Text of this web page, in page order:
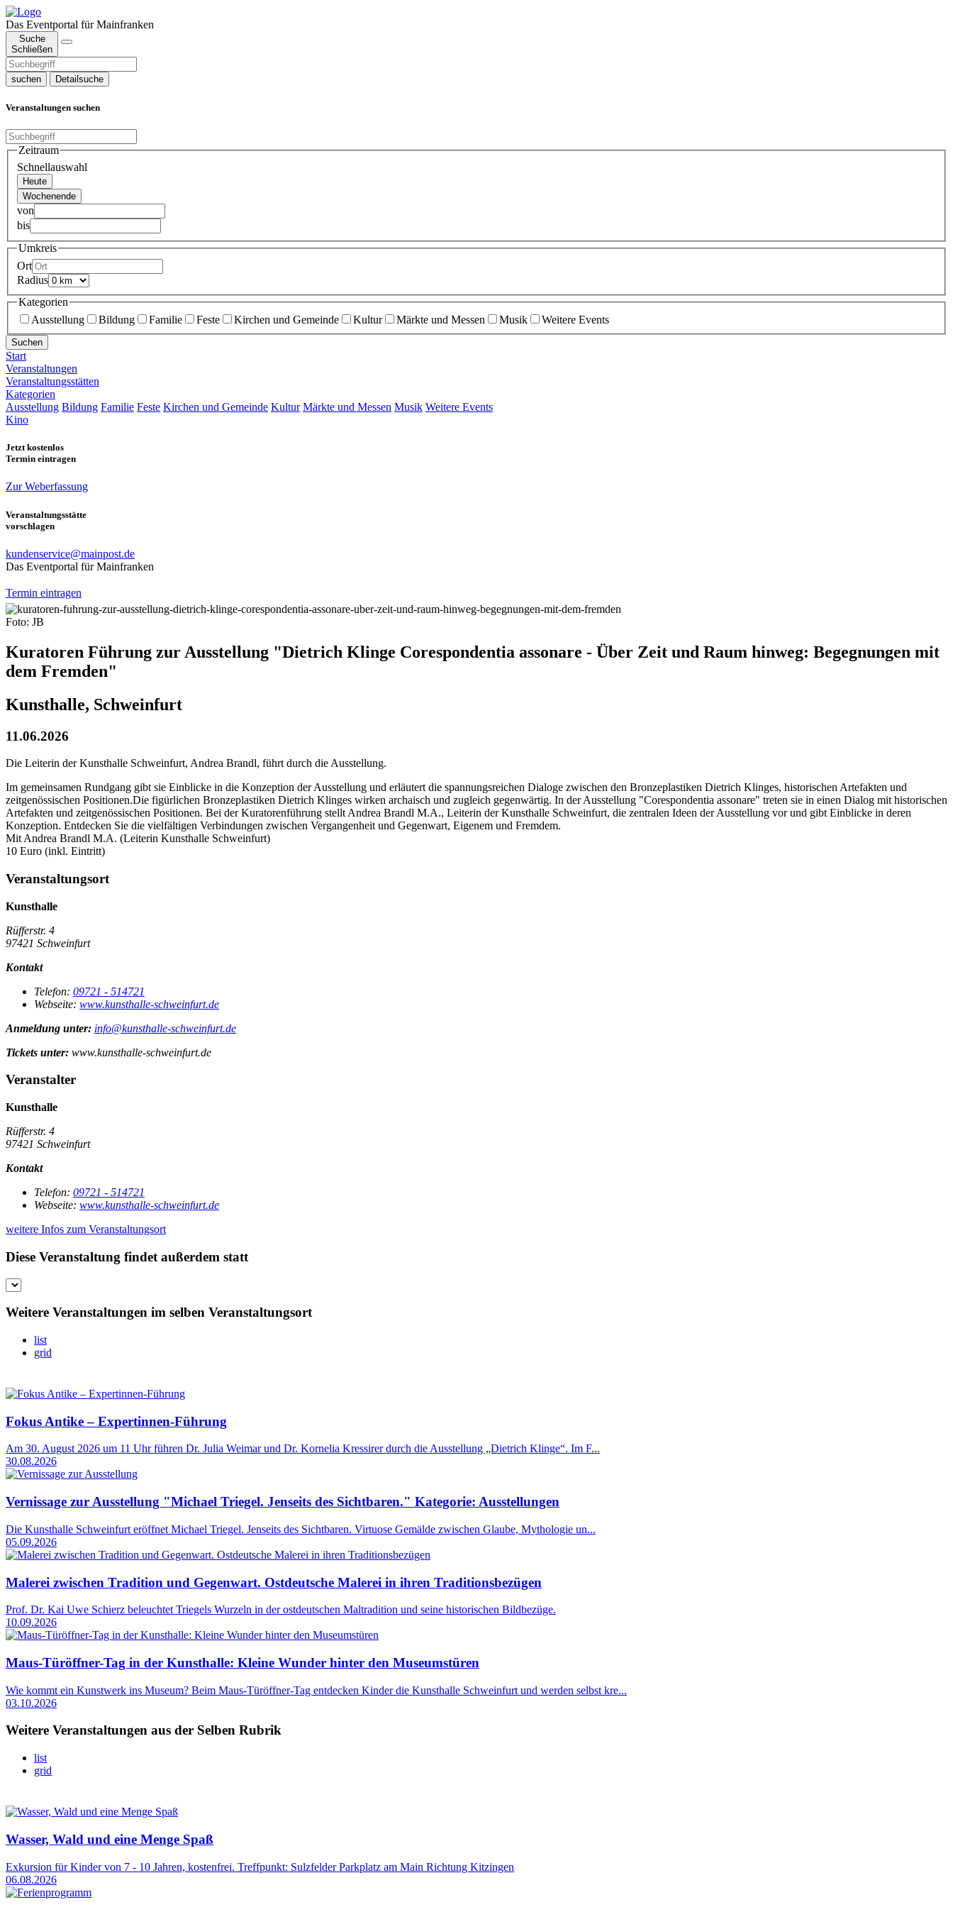
Das Eventportal für Mainfranken
Suche
Schließen
suchen Detailsuche
Veranstaltungen suchen
Zeitraum
Schnellauswahl
Heute
Wochenende
von
bis
Umkreis
Ort
Radius
Kategorien
Ausstellung
Bildung Familie Feste Kirchen und Gemeinde Kultur Märkte und Messen Musik Weitere Events
Suchen
Start
Veranstaltungen
Veranstaltungsstätten
Kategorien
Ausstellung Bildung Familie Feste Kirchen und Gemeinde Kultur Märkte und Messen Musik Weitere Events
Kino
Jetzt kostenlos
Termin eintragen
Zur Weberfassung
Veranstaltungsstätte
vorschlagen
kundenservice@mainpost.de
Das Eventportal für Mainfranken
Termin eintragen
Foto: JB
Kuratoren Führung zur Ausstellung "Dietrich Klinge Corespondentia assonare - Über Zeit und Raum hinweg: Begegnungen mit
dem Fremden"
Kunsthalle, Schweinfurt
11.06.2026
Die Leiterin der Kunsthalle Schweinfurt, Andrea Brandl, führt durch die Ausstellung.
Im gemeinsamen Rundgang gibt sie Einblicke in die Konzeption der Ausstellung und erläutert die spannungsreichen Dialoge zwischen den Bronzeplastiken Dietrich Klinges, historischen Artefakten und
zeitgenössischen Positionen.Die figürlichen Bronzeplastiken Dietrich Klinges wirken archaisch und zugleich gegenwärtig. In der Ausstellung "Corespondentia assonare" treten sie in einen Dialog mit historischen
Artefakten und zeitgenössischen Positionen. Bei der Kuratorenführung stellt Andrea Brandl M.A., Leiterin der Kunsthalle Schweinfurt, die zentralen Ideen der Ausstellung vor und gibt Einblicke in deren
Konzeption. Entdecken Sie die vielfältigen Verbindungen zwischen Vergangenheit und Gegenwart, Eigenem und Fremdem.
Mit Andrea Brandl M.A. (Leiterin Kunsthalle Schweinfurt)
10 Euro (inkl. Eintritt)
Veranstaltungsort
Kunsthalle
Rüfferstr. 4
97421 Schweinfurt
Kontakt
Telefon: 09721 - 514721
Webseite: www.kunsthalle-schweinfurt.de
Anmeldung unter: info@kunsthalle-schweinfurt.de
Tickets unter: www.kunsthalle-schweinfurt.de
Veranstalter
Kunsthalle
Rüfferstr. 4
97421 Schweinfurt
Kontakt
Telefon: 09721 - 514721
Webseite: www.kunsthalle-schweinfurt.de
weitere Infos zum Veranstaltungsort
Diese Veranstaltung findet außerdem statt
Weitere Veranstaltungen im selben Veranstaltungsort
list
grid
Fokus Antike – Expertinnen-Führung
Am 30. August 2026 um 11 Uhr führen Dr. Julia Weimar und Dr. Kornelia Kressirer durch die Ausstellung „Dietrich Klinge“. Im F...
30.08.2026
Vernissage zur Ausstellung "Michael Triegel. Jenseits des Sichtbaren." Kategorie: Ausstellungen
Die Kunsthalle Schweinfurt eröffnet Michael Triegel. Jenseits des Sichtbaren. Virtuose Gemälde zwischen Glaube, Mythologie un...
05.09.2026
Malerei zwischen Tradition und Gegenwart. Ostdeutsche Malerei in ihren Traditionsbezügen
Prof. Dr. Kai Uwe Schierz beleuchtet Triegels Wurzeln in der ostdeutschen Maltradition und seine historischen Bildbezüge.
10.09.2026
Maus-Türöffner-Tag in der Kunsthalle: Kleine Wunder hinter den Museumstüren
Wie kommt ein Kunstwerk ins Museum? Beim Maus-Türöffner-Tag entdecken Kinder die Kunsthalle Schweinfurt und werden selbst kre...
03.10.2026
Weitere Veranstaltungen aus der Selben Rubrik
list
grid
Wasser, Wald und eine Menge Spaß
Exkursion für Kinder von 7 - 10 Jahren, kostenfrei. Treffpunkt: Sulzfelder Parkplatz am Main Richtung Kitzingen
06.08.2026